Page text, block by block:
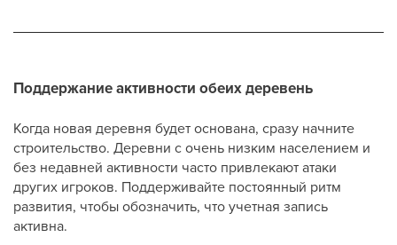
Поддержание активности обеих деревень
Когда новая деревня будет основана, сразу начните
строительство. Деревни с очень низким населением и
без недавней активности часто привлекают атаки
других игроков. Поддерживайте постоянный ритм
развития, чтобы обозначить, что учетная запись
активна.